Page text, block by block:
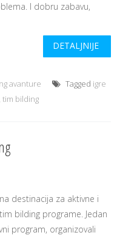
I dobru zabavu,
DETALJNIJE
avanture Tagged igre
tim bilding
destinacija za aktivne i
bilding programe. Jedan
program, organizovali